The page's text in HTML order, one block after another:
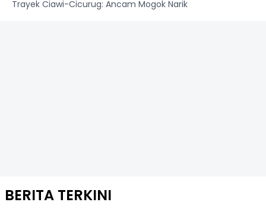
Trayek Ciawi-Cicurug: Ancam Mogok Narik
BERITA TERKINI